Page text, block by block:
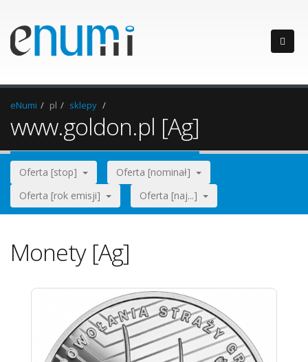
eNumi pl sklepy
www.goldon.pl [Ag]
Oferta [stop]
Oferta [nominał]
Oferta [rok emisji]
Oferta [naj...]
Monety [Ag]